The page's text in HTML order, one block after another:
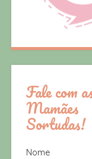
Fale com
Mamães
Sortudas!
Nome